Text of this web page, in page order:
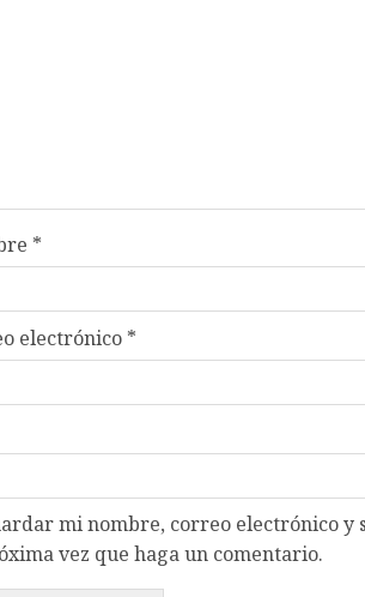
*
electrónico *
mi nombre, correo electrónico y
vez que haga un comentario.